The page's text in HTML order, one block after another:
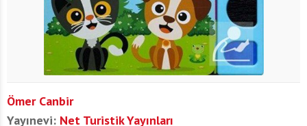
Ömer Canbir
Yayınevi: Net Turistik Yayınları